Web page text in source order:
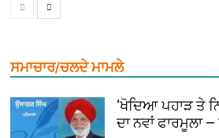
ਸਮਾਚਾਰ/ਚਲਦੇ ਮਾਮਲੇ
‘ਖੋਦਿਆ ਪਹਾੜ ਤੇ
ਦਾ ਨਵਾਂ ਫਾਰਮੂਲਾ